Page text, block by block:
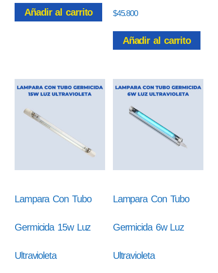
Añadir al carrito $45.800
Añadir al carrito
Lampara Con Tubo
Germicida 15w Luz
Ultravioleta
Lampara Con Tubo
Germicida 6w Luz
Ultravioleta